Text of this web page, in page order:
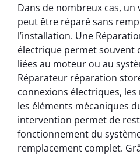
Dans de nombreux cas,
peut être réparé sans
l’installation. Une
électrique permet souvent
liées au moteur ou au
Réparateur réparation
connexions électriques,
les éléments mécaniques
intervention permet de
fonctionnement du
remplacement complet.